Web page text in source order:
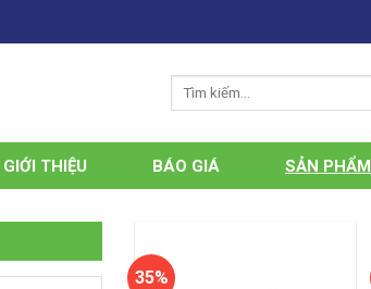
GIỚI THIỆU BÁO GIÁ SẢN PHẨM
35%